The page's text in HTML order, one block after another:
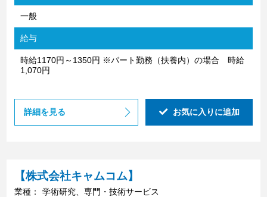
一般
給与
時給1170円～1350円 ※パート勤務（扶養内）の場合 時給
1,070円
詳細を見る お気に入りに追加
【株式会社キャムコム】
業種： 学術研究、専門・技術サービス